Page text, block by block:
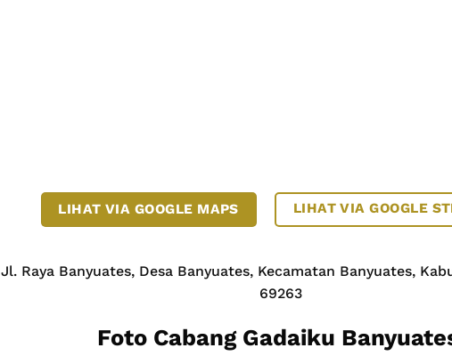
LIHAT VIA GOOGLE MAPS LIHAT VIA GOOGLE
Jl. Raya Banyuates, Desa Banyuates, Kecamatan Banyuates,
69263
Foto Cabang Gadaiku